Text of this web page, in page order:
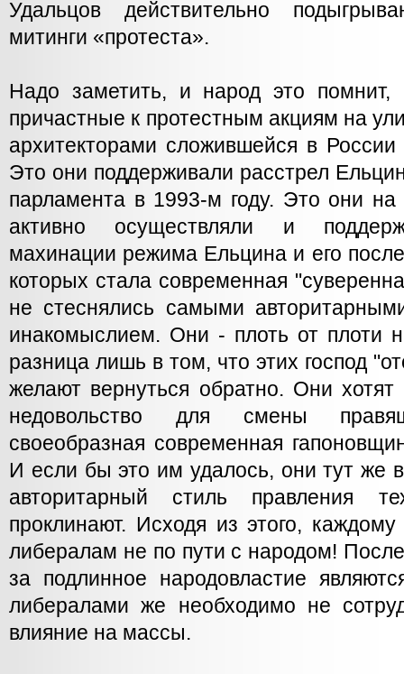
Удальцов действительно
митинги «протеста».
Надо заметить, и народ это помнит,
причастные к протестным акциям на
архитекторами сложившейся в
Это они поддерживали расстрел
парламента в 1993-м году. Это они на
активно осуществляли и
махинации режима Ельцина и его
которых стала современная
не стеснялись самыми
инакомыслием. Они - плоть от плоти
разница лишь в том, что этих господ
желают вернуться обратно. Они хотят
недовольство для смены
своеобразная современная
И если бы это им удалось, они тут же
авторитарный стиль правления
проклинают. Исходя из этого,
либералам не по пути с народом!
за подлинное народовластие
либералами же необходимо не
влияние на массы.